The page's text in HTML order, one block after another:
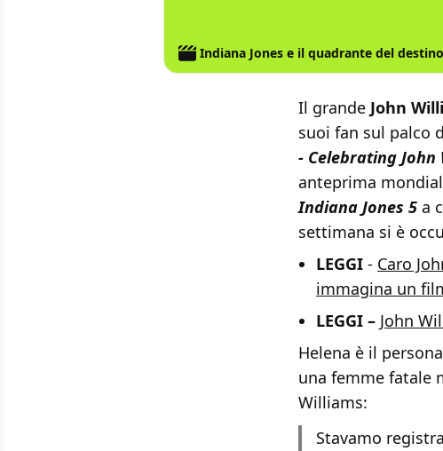
Indiana Jones e il quadrante del destino
Il grande John
suoi fan sul palco
- Celebrating John
anteprima
Indiana Jones 5 a
settimana si è
LEGGI - Caro
immagina un
LEGGI – John
Helena è il
una femme fatale
Williams:
Stavamo